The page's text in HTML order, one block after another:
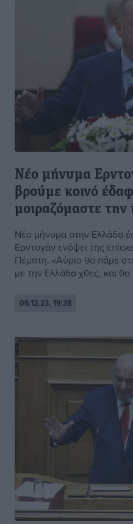
Νέο μήνυμα
βρούμε κοινό
μοιραζόμαστε την
Νέο μήνυμα στην Ελλάδα
Ερντογάν ενόψει της
Πέμπτη. «Αύριο θα πάμε
με την Ελλάδα χθες, και θα
06.12.23, 19:38